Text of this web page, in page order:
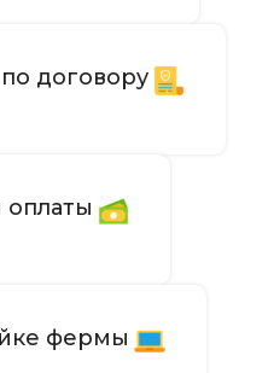
договору
фермы